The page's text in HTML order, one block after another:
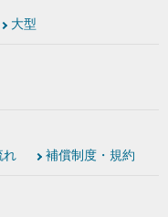
大型
れ 補償制度・規約